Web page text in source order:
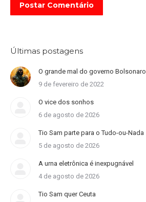
Postar Comentário
Últimas postagens
O grande mal do governo Bolsonaro
9 de fevereiro de 2022
O vice dos sonhos
6 de agosto de 2026
Tio Sam parte para o Tudo-ou-Nada
5 de agosto de 2026
A urna eletrônica é inexpugnável
4 de agosto de 2026
Tio Sam quer Ceuta